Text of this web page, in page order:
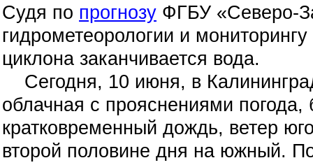
Судя по прогнозу ФГБУ «Северо-
гидрометеорологии и
циклона заканчивается вода.
Сегодня, 10 июня, в
облачная с прояснениями
кратковременный дождь, ветер
второй половине дня на южный.